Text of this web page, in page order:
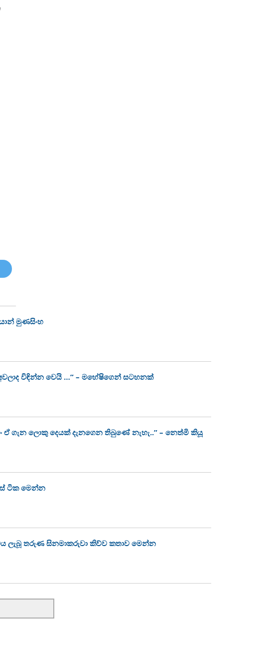
මුණසිංහ
විඳින්න වෙයි …” – මහේෂිගෙන් සටහනක්
ඒ ගැන ලොකු දෙයක් දැනගෙන තිබුණේ නැහැ..” – නෙත්මි කියූ
ටික මෙන්න
ලැබූ තරුණ සිනමාකරුවා කිව්ව කතාව මෙන්න